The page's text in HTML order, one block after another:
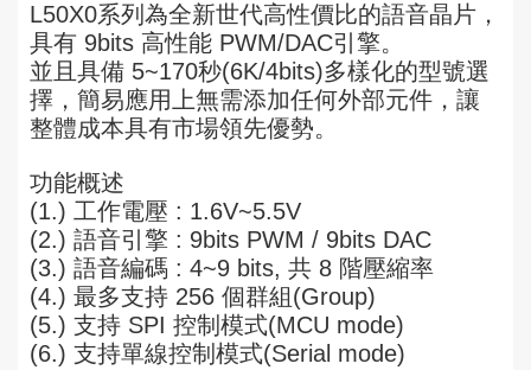
L50X0系列為全新世代高性價比的語音晶片，
具有 9bits 高性能 PWM/DAC引擎。
並且具備 5~170秒(6K/4bits)多樣化的型號選
擇，簡易應用上無需添加任何外部元件，讓
整體成本具有市場領先優勢。
功能概述
(1.) 工作電壓 : 1.6V~5.5V
(2.) 語音引擎 : 9bits PWM / 9bits DAC
(3.) 語音編碼 : 4~9 bits, 共 8 階壓縮率
(4.) 最多支持 256 個群組(Group)
(5.) 支持 SPI 控制模式(MCU mode)
(6.) 支持單線控制模式(Serial mode)